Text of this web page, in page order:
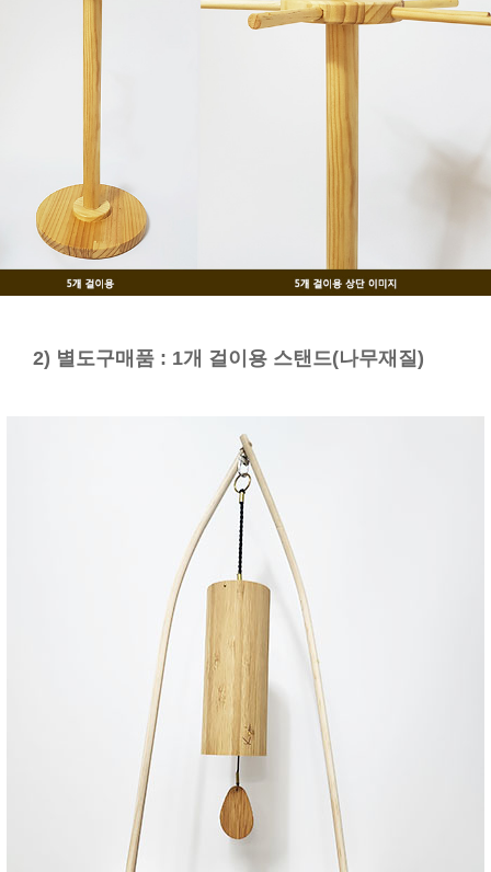
2) 별도구매품 : 1개 걸이용 스탠드(나무재질)